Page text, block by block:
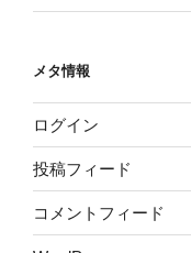
メタ情報
ログイン
投稿フィード
コメントフィード